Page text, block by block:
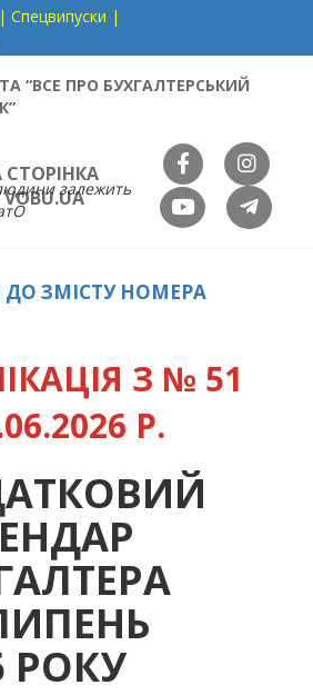
| Спецвипуски |
“ВСЕ ПРО БУХГАЛТЕРСЬКИЙ
залежить
ДО ЗМІСТУ НОМЕРА
З № 51
Р.
РОКУ